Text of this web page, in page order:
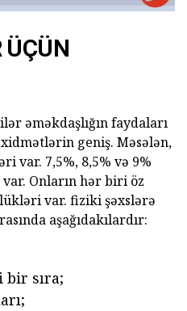
əməkdaşlığın faydaları
geniş. Məsələn,
var. 7,5%, 8,5% və 9%
Onların hər biri öz
var. fiziki şəxslərə
aşağıdakılardır:
sıra;